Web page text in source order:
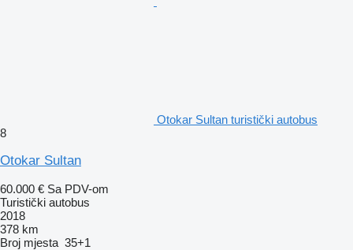
Otokar Sultan turistički autobus
8
Otokar Sultan
60.000 € Sa PDV-om
Turistički autobus
2018
378 km
Broj mjesta 35+1